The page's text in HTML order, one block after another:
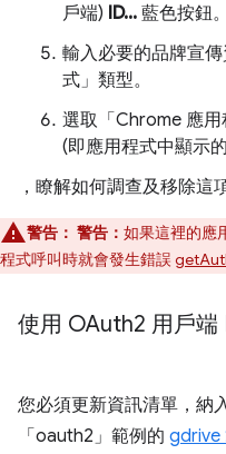
戶端) ID... 藍色按鈕。
輸入必要的品牌宣
式」 類型。
選取「Chrome 應用
(即應用程式中顯示
，瞭解如何調查及移除這
警告： 警告： 如果這裡的應
程式呼叫時就會發生錯誤
使用 OAuth2 用戶端
您必須更新資訊清單，納
「oauth2」範例的 gdrive